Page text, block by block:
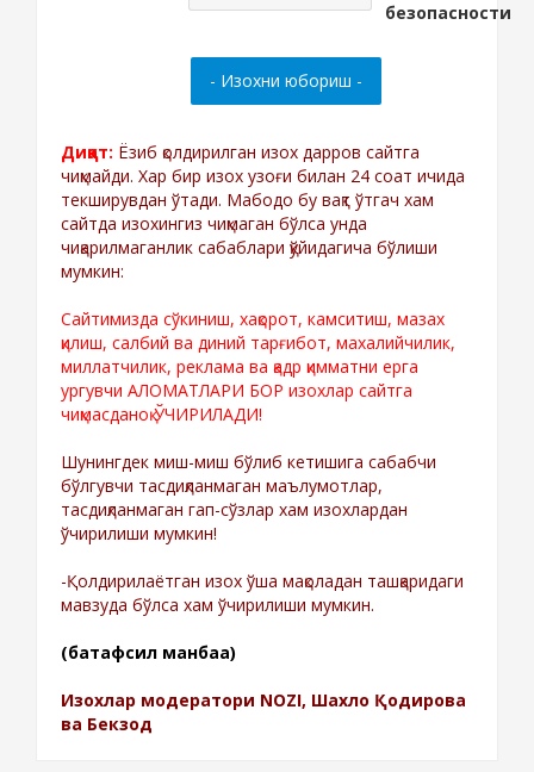
Диққат: Ёзиб қолдирилган изох дарров сайтга
чиқмайди. Хар бир изох узоғи билан 24 соат ичида
текширувдан ўтади. Мабодо бу вақт ўтгач хам
сайтда изохингиз чиқмаган бўлса унда
чиқарилмаганлик сабаблари қўйидагича бўлиши
мумкин:
Сайтимизда сўкиниш, хақорот, камситиш, мазах
қилиш, салбий ва диний тарғибот, махалийчилик,
миллатчилик, реклама ва қадр қимматни ерга
ургувчи АЛОМАТЛАРИ БОР изохлар сайтга
чиқмасданоқ ЎЧИРИЛАДИ!
Шунингдек миш-миш бўлиб кетишига сабабчи
бўлгувчи тасдиқланмаган маълумотлар,
тасдиқланмаган гап-сўзлар хам изохлардан
ўчирилиши мумкин!
-Қолдирилаётган изох ўша мақоладан ташқаридаги
мавзуда бўлса хам ўчирилиши мумкин.
(батафсил манбаа)
Изохлар модератори NOZI, Шахло Қодирова
ва Бекзод